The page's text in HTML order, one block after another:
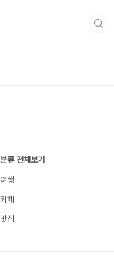
분류 전체보기
여행
카페
맛집